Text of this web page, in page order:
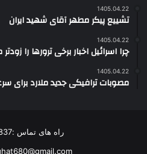
1405.04.22
تشییع پیکر مطهر آقای شهید ایران
1405.04.22
چرا اسرائیل اخبار برخی ترورها را
1405.04.22
مصوبات ترافیکی جدید ملارد برای
راه های تماس :09199668837